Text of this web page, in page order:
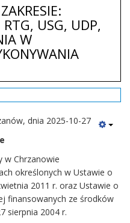
USG, UDP,
W
dnia 2025-10-27
w Chrzanowie
określonych w Ustawie o
2011 r. oraz Ustawie o
finansowanych ze środków
sierpnia 2004 r.